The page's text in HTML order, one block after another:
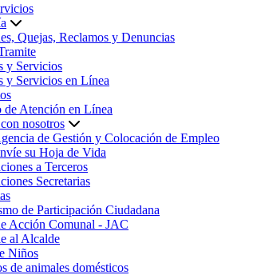
Quejas, Reclamos y Denuncias
y Servicios
y Servicios en Línea
de Atención en Línea
nosotros
de Gestión y Colocación de Empleo
su Hoja de Vida
a Terceros
Secretarias
de Participación Ciudadana
Acción Comunal - JAC
al Alcalde
Niños
de animales domésticos